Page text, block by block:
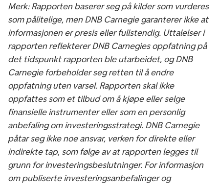
Merk: Rapporten baserer seg på kilder som vurderes
som pålitelige, men DNB Carnegie garanterer ikke at
informasjonen er presis eller fullstendig. Uttalelser i
rapporten reflekterer DNB Carnegies oppfatning på
det tidspunkt rapporten ble utarbeidet, og DNB
Carnegie forbeholder seg retten til å endre
oppfatning uten varsel. Rapporten skal ikke
oppfattes som et tilbud om å kjøpe eller selge
finansielle instrumenter eller som en personlig
anbefaling om investeringsstrategi. DNB Carnegie
påtar seg ikke noe ansvar, verken for direkte eller
indirekte tap, som følge av at rapporten legges til
grunn for investeringsbeslutninger. For informasjon
om publiserte investeringsanbefalinger og